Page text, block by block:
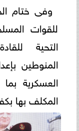
وفى ختام
للقوات
التحية
المنوطين
العسكرية
المكلف بها